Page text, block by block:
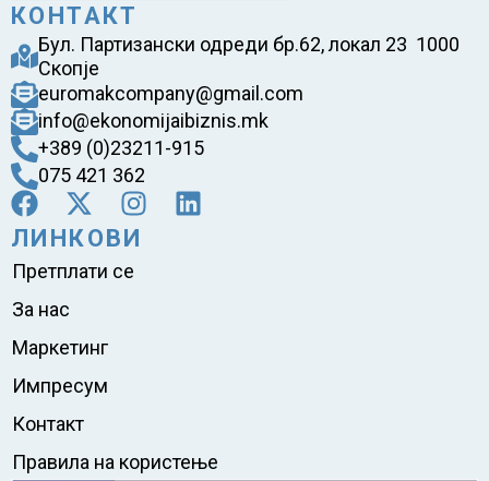
КОНТАКТ
Бул. Партизански одреди бр.62, локал 23 1000
Скопје
euromakcompany@gmail.com
info@ekonomijaibiznis.mk
+389 (0)23211-915
075 421 362
ЛИНКОВИ
Претплати се
За нас
Маркетинг
Импресум
Контакт
Правила на користење